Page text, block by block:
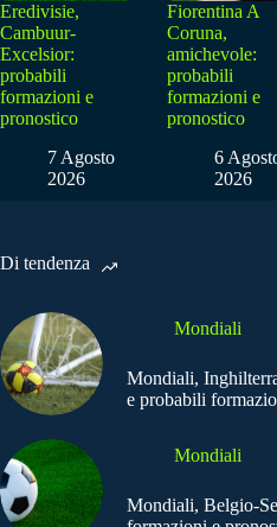
Eredivisie,
Cambuur-
Excelsior:
probabili
formazioni e
pronostico
7 Agosto
2026
Fiorentina A
Coruna,
amichevole:
probabili
formazioni e
pronostico
6
2026
Di tendenza
Mondiali
Mondiali,
e probabili
Mondiali
Mondiali, Belgio-